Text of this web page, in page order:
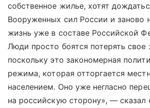
собственное жилье, хотят
Вооруженных сил России и заново
жизнь уже в составе Российской
Люди просто боятся потерять свое
поскольку это закономерная
режима, которая отторгается
населением. Оно уже негласно
на российскую сторону», — сказал